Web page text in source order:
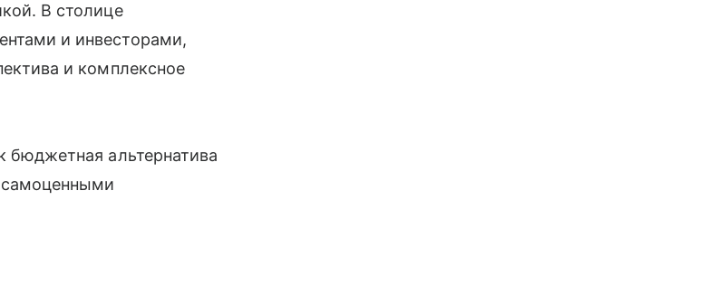
В столице
и инвесторами,
и комплексное
бюджетная альтернатива
самоценными